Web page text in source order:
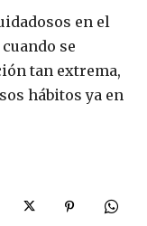
en el
se
tan extrema,
hábitos ya en